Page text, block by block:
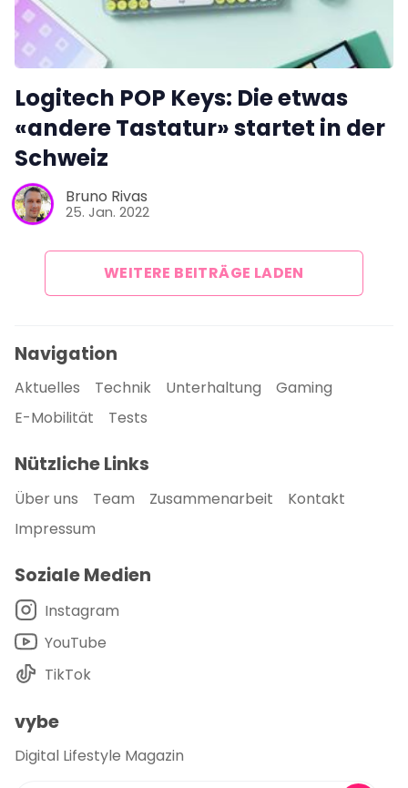
Logitech POP Keys: Die etwas
«andere Tastatur» startet in der
Schweiz
Bruno Rivas
25. Jan. 2022
WEITERE BEITRÄGE LADEN
Navigation
Aktuelles Technik Unterhaltung
Gaming
E-Mobilität
Tests
Nützliche Links
Über uns Team Zusammenarbeit
Kontakt
Impressum
Soziale Medien
Instagram
YouTube
TikTok
vybe
Digital Lifestyle Magazin